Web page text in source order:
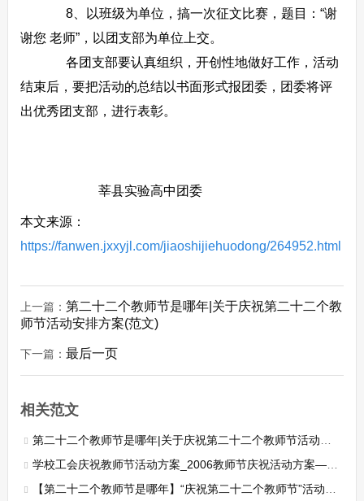
8、以班级为单位，搞一次征文比赛，题目：“谢
谢您 老师”，以团支部为单位上交。
各团支部要认真组织，开创性地做好工作，活动
结束后，要把活动的总结以书面形式报团委，团委将评
出优秀团支部，进行表彰。
莘县实验高中团委
本文来源：
https://fanwen.jxxyjl.com/jiaoshijiehuodong/264952.html
上一篇： 第二十二个教师节是哪年|关于庆祝第二十二个教
师节活动安排方案(范文)
下一篇： 最后一页
相关范文
第二十二个教师节是哪年|关于庆祝第二十二个教师节活动安排方案(范文)
学校工会庆祝教师节活动方案_2006教师节庆祝活动方案——学校办公室
【第二十二个教师节是哪年】“庆祝第二十二个教师节”活动安排意见